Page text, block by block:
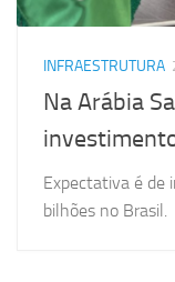
INFRAESTRUTURA
Na Arábia
Expectativa é de
bilhões no Brasil.